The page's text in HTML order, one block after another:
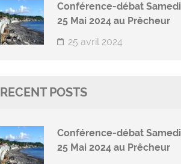
Conférence-débat Samedi
25 Mai 2024 au Prêcheur
25 avril 2024
RECENT POSTS
Conférence-débat Samedi
25 Mai 2024 au Prêcheur